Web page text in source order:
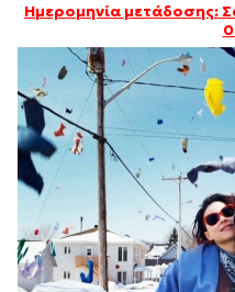
Ημερομηνία μετάδοσης: